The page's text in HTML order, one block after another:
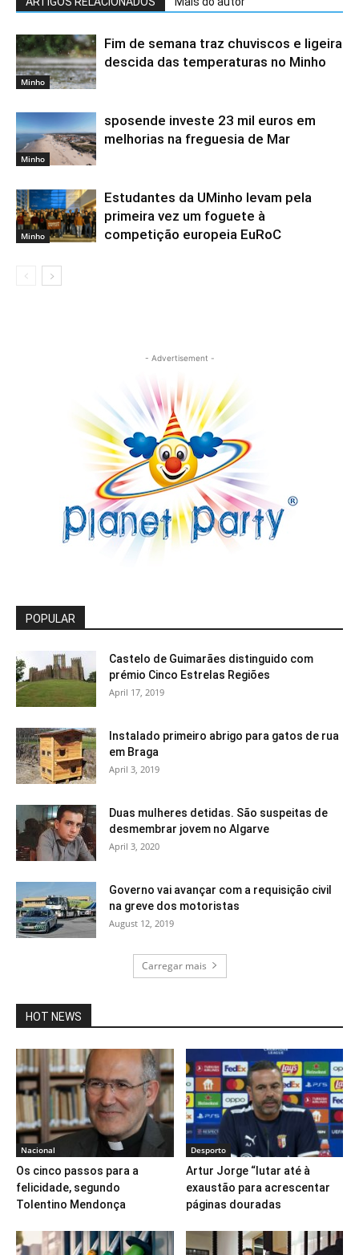
Minho
Fim de semana traz chuviscos e ligeira
descida das temperaturas no Minho
Minho
sposende investe 23 mil euros em
melhorias na freguesia de Mar
Minho
Estudantes da UMinho levam pela
primeira vez um foguete à
competição europeia EuRoC
- Advertisement -
POPULAR
Castelo de Guimarães distinguido com
prémio Cinco Estrelas Regiões
April 17, 2019
Instalado primeiro abrigo para gatos de rua
em Braga
April 3, 2019
Duas mulheres detidas. São suspeitas de
desmembrar jovem no Algarve
April 3, 2020
Governo vai avançar com a requisição civil
na greve dos motoristas
August 12, 2019
Carregar mais
HOT NEWS
Nacional
Os cinco passos para a
felicidade, segundo
Tolentino Mendonça
Desporto
Artur Jorge “lutar até à
exaustão para acrescentar
páginas douradas